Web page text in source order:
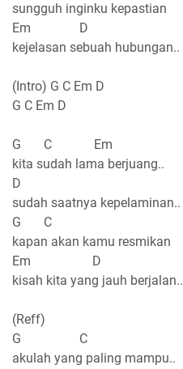
sungguh inginku kepastian
Em D
kejelasan sebuah hubungan..
(Intro) G C Em D
G C Em D
G C Em
kita sudah lama berjuang..
D
sudah saatnya kepelaminan..
G C
kapan akan kamu resmikan
Em D
kisah kita yang jauh berjalan..
(Reff)
G C
akulah yang paling mampu..